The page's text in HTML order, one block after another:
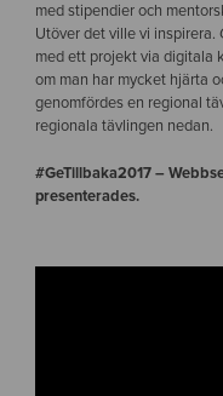
med stipendier och
Utöver det ville vi inspirera.
med ett projekt via digitala
om man har mycket hjärta
genomfördes en regional
regionala tävlingen nedan.
#GeTillbaka2017 –
presenterades.